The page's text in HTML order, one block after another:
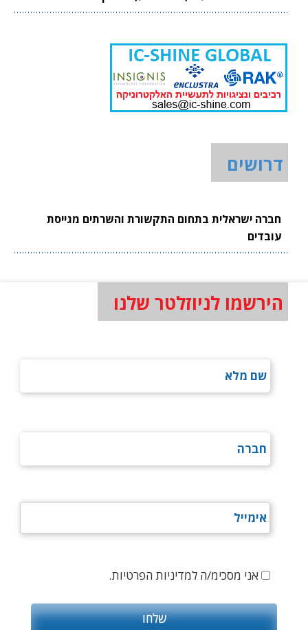
דרושים
חברה ישראלית בתחום התקשורת והשרתים מגייסת
עובדים
הירשמו לניוזלטר שלנו
אני מסכימ/ה למדיניות הפרטיות.